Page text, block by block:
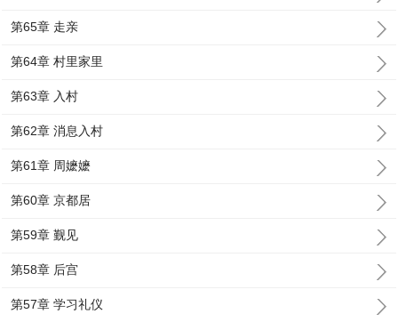
第65章 走亲
第64章 村里家里
第63章 入村
第62章 消息入村
第61章 周嬷嬷
第60章 京都居
第59章 觐见
第58章 后宫
第57章 学习礼仪